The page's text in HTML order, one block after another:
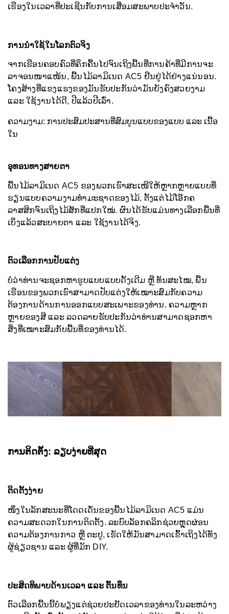
ເຮືອງໃນເວລາທີ່ປະເຊີນກັບການເສື່ອມສະພາບປະຈຳວັນ.
ການນຳໃຊ້ໃນໂລກຕົວຈິງ
ຈາກເຮືອນຄອບຄົວທີ່ຄຶກຄື້ນໄປຈົນເຖິງພື້ນທີ່ການຄ້າທີ່ມີການຈະ
ລາຈອນໜາແໜ້ນ, ພື້ນໄມ້ລາມິເນດ AC5 ຢືນຢູ່ໄດ້ຢ່າງແນ່ນອນ.
ໂຄງສ້າງທີ່ແຂງແຮງຂອງມັນຮັບປະກັນວ່າມັນຍັງຄົງສວຍງາມ
ແລະ ໃຊ້ງານໄດ້ດີ, ປີແລ້ວປີເລົ່າ.
ຄວາມງາມ: ການປະສົມປະສານທີ່ສົມບູນແບບຂອງແບບ ແລະ ເນື້ອ
ໃນ
ອຸທອນທາງສາຍຕາ
ພື້ນໄມ້ລາມິເນດ AC5 ຂອງພວກເຮົາສະເໜີໃຫ້ຫຼາກຫຼາຍແບບທີ່
ຮຽນແບບຄວາມງາມທຳມະຊາດຂອງໄມ້, ຕັ້ງແຕ່ໄມ້ໂອ໊ກຄ
ລາສສິກຈົນເຖິງໄມ້ສັກທີ່ແປກໃໝ່. ຜົນໄດ້ຮັບແມ່ນທາງເລືອກພື້ນທີ່
ເບິ່ງແລ້ວສະບາຍຕາ ແລະ ໃຊ້ງານໄດ້ຈິງ.
ຕົວເລືອກການປັບແຕ່ງ
ບໍ່ວ່າທ່ານຈະຊອກຫາຮູບແບບແບບດັ້ງເດີມ ຫຼື ທັນສະໄໝ, ພື້ນ
ເຮືອນຂອງພວກເຮົາສາມາດປັບແຕ່ງໃຫ້ເໝາະສົມກັບຄວາມ
ຕ້ອງການດ້ານການອອກແບບສະເພາະຂອງທ່ານ. ຄວາມຫຼາກ
ຫຼາຍຂອງສີ ແລະ ລວດລາຍຮັບປະກັນວ່າທ່ານສາມາດຊອກຫາ
ສິ່ງທີ່ເໝາະສົມກັບພື້ນທີ່ຂອງທ່ານໄດ້.
ການຕິດຕັ້ງ: ລຽບງ່າຍທີ່ສຸດ
ຕິດຕັ້ງງ່າຍ
ໜຶ່ງໃນລັກສະນະທີ່ໂດດເດັ່ນຂອງພື້ນໄມ້ລາມິເນດ AC5 ແມ່ນ
ຄວາມສະດວກໃນການຕິດຕັ້ງ. ລະບົບລັອກຄລິກຊ່ວຍຫຼຸດຜ່ອນ
ຄວາມຕ້ອງການກາວ ຫຼື ຕະປູ, ເຮັດໃຫ້ມັນສາມາດເຂົ້າເຖິງໄດ້ທັງ
ຜູ້ຊ່ຽວຊານ ແລະ ຜູ້ທີ່ມັກ DIY.
ປະສິດທິພາບດ້ານເວລາ ແລະ ຕົ້ນທຶນ
ຕົວເລືອກພື້ນນີ້ບໍ່ພຽງແຕ່ຊ່ວຍປະຢັດເວລາຂອງທ່ານໃນລະຫວ່າງ